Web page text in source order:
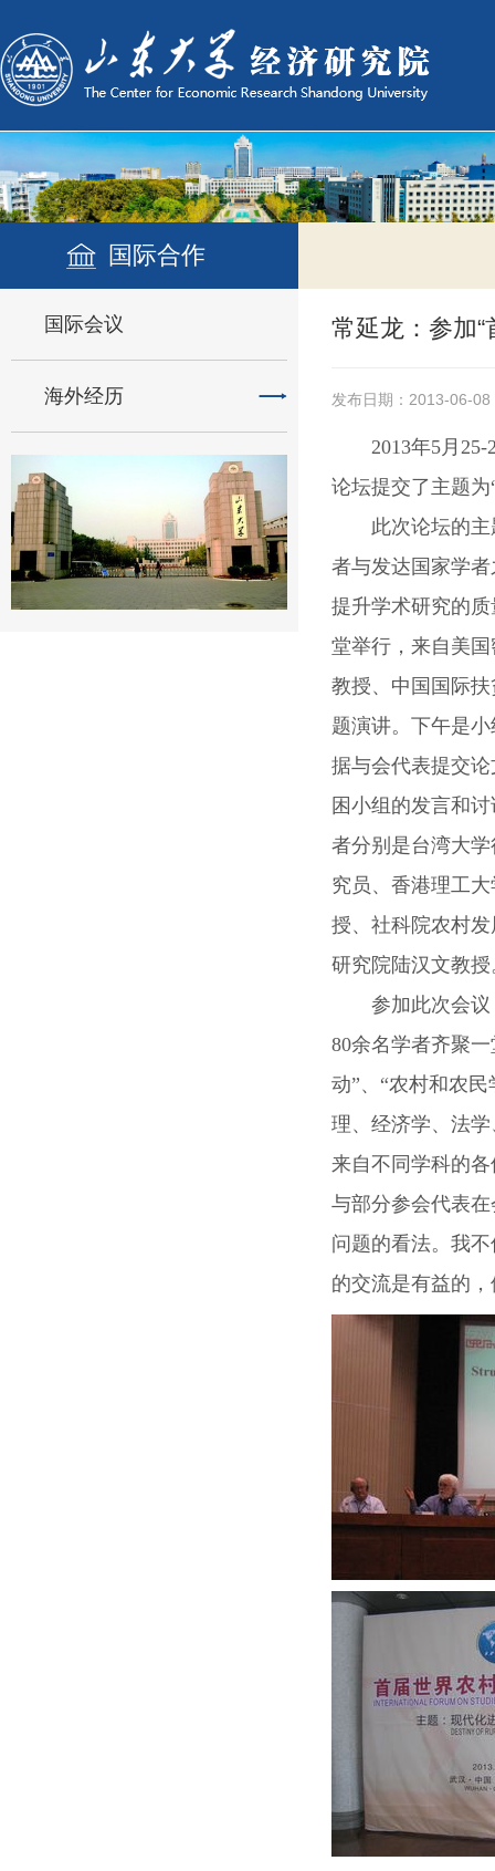
国际合作
国际会议
海外经历
常延龙：参加
发布日期：2013-06-08
2013年5月
论坛提交了主题
此次论坛的
者与发达国家学
提升学术研究的
堂举行，来自美国
教授、中国国际
题演讲。下午是
据与会代表提交
困小组的发言和
者分别是台湾大学
究员、香港理工大
授、社科院农村
研究院陆汉文教授
参加此次会
80余名学者齐聚
动”、“农村和农
理、经济学、法
来自不同学科的
与部分参会代表
问题的看法。我
的交流是有益的